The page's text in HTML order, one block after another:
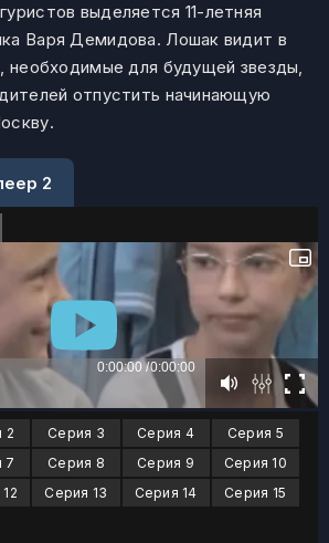
выделяется 11-летняя
Варя Демидова. Лошак видит в
необходимые для будущей звезды,
отпустить начинающую
2
2 Серия 3 Серия 4
Серия 5
7 Серия 8 Серия 9
Серия 10
Серия 13 Серия 14
Серия 15